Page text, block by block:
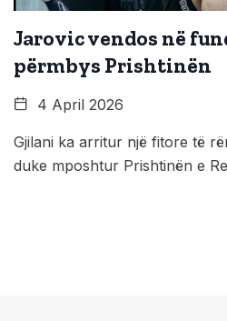
Jarovic vendos në
përmbys Prishtinën
4 April 2026
Gjilani ka arritur një fitore të
duke mposhtur Prishtinën e Re